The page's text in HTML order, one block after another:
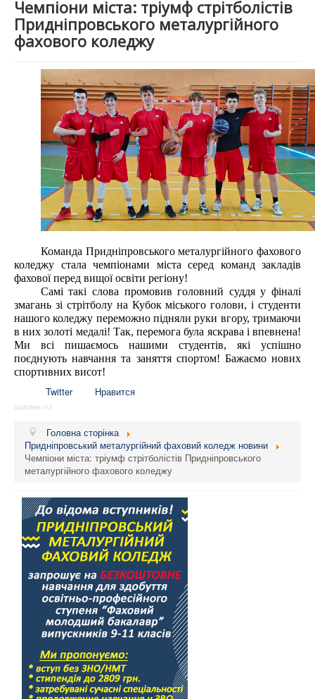
Чемпіони міста: тріумф стрітболістів
Придніпровського металургійного
фахового коледжу
Команда Придніпровського металургійного фахового
коледжу стала чемпіонами міста серед команд закладів
фахової перед вищої освіти регіону!
Самі такі слова промовив головний суддя у фіналі
змагань зі стрітболу на Кубок міського голови, і студенти
нашого коледжу переможно підняли руки вгору, тримаючи
в них золоті медалі! Так, перемога була яскрава і впевнена!
Ми всі пишаємось нашими студентів, які успішно
поєднують навчання та заняття спортом! Бажаємо нових
спортивних висот!
Twitter Нравится
SocButtons v1.5
Головна сторінка
Придніпровський металургійний фаховий коледж новини
Чемпіони міста: тріумф стрітболістів Придніпровського
металургійного фахового коледжу